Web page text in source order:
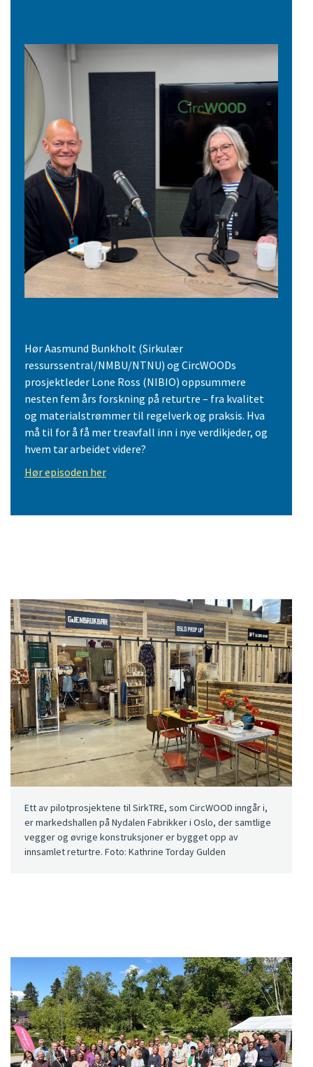
Hør Aasmund Bunkholt (Sirkulær
ressurssentral/NMBU/NTNU) og CircWOODs
prosjektleder Lone Ross (NIBIO) oppsummere
nesten fem års forskning på returtre – fra kvalitet
og materialstrømmer til regelverk og praksis. Hva
må til for å få mer treavfall inn i nye verdikjeder, og
hvem tar arbeidet videre?
Hør episoden her
Ett av pilotprosjektene til SirkTRE, som CircWOOD inngår i,
er markedshallen på Nydalen Fabrikker i Oslo, der samtlige
vegger og øvrige konstruksjoner er bygget opp av
innsamlet returtre. Foto: Kathrine Torday Gulden